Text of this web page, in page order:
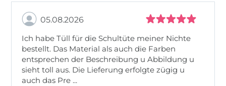
05.08.2026
Ich habe Tüll für die Schultüte meiner Nichte
bestellt. Das Material als auch die Farben
entsprechen der Beschreibung u Abbildung u
sieht toll aus. Die Lieferung erfolgte zügig u
auch das Pre ...